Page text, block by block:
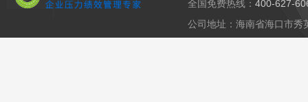
全国免费热线：400-627-
公司地址：海南省海口市